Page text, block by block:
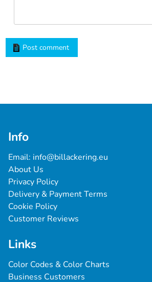
Post comment
Info
Email: info@billackering.eu
About Us
Privacy Policy
Delivery & Payment Terms
Cookie Policy
Customer Reviews
Links
Color Codes & Color Charts
Business Customers